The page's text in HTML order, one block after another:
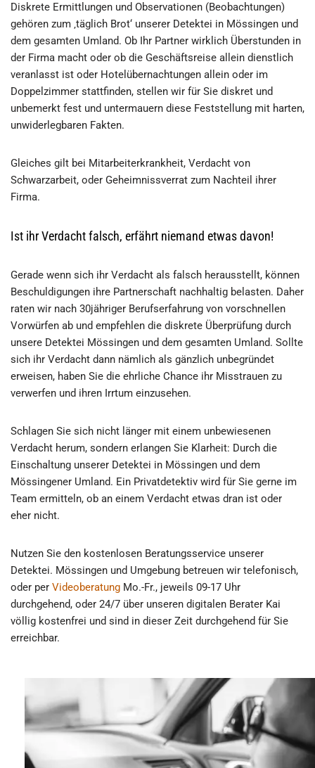
Diskrete Ermittlungen und Observationen (Beobachtungen)
gehören zum ‚täglich Brot‘ unserer Detektei in Mössingen und
dem gesamten Umland. Ob Ihr Partner wirklich Überstunden in
der Firma macht oder ob die Geschäftsreise allein dienstlich
veranlasst ist oder Hotelübernachtungen allein oder im
Doppelzimmer stattfinden, stellen wir für Sie diskret und
unbemerkt fest und untermauern diese Feststellung mit harten,
unwiderlegbaren Fakten.
Gleiches gilt bei Mitarbeiterkrankheit, Verdacht von
Schwarzarbeit, oder Geheimnissverrat zum Nachteil ihrer
Firma.
Ist ihr Verdacht falsch, erfährt niemand etwas davon!
Gerade wenn sich ihr Verdacht als falsch herausstellt, können
Beschuldigungen ihre Partnerschaft nachhaltig belasten. Daher
raten wir nach 30jähriger Berufserfahrung von vorschnellen
Vorwürfen ab und empfehlen die diskrete Überprüfung durch
unsere Detektei Mössingen und dem gesamten Umland. Sollte
sich ihr Verdacht dann nämlich als gänzlich unbegründet
erweisen, haben Sie die ehrliche Chance ihr Misstrauen zu
verwerfen und ihren Irrtum einzusehen.
Schlagen Sie sich nicht länger mit einem unbewiesenen
Verdacht herum, sondern erlangen Sie Klarheit: Durch die
Einschaltung unserer Detektei in Mössingen und dem
Mössingener Umland. Ein Privatdetektiv wird für Sie gerne im
Team ermitteln, ob an einem Verdacht etwas dran ist oder
eher nicht.
Nutzen Sie den kostenlosen Beratungsservice unserer
Detektei. Mössingen und Umgebung betreuen wir telefonisch,
oder per Videoberatung Mo.-Fr., jeweils 09-17 Uhr
durchgehend, oder 24/7 über unseren digitalen Berater Kai
völlig kostenfrei und sind in dieser Zeit durchgehend für Sie
erreichbar.